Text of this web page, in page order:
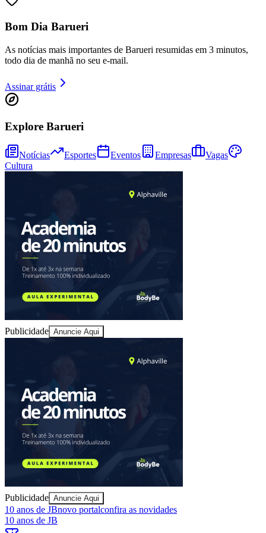
Bahia
Bom Dia Barueri
As notícias mais importantes de Barueri resumidas em 3 minutos,
todo dia de manhã no seu e-mail.
Assinar grátis
Explore Barueri
Notícias Esportes Eventos Empresas
Vagas
Cultura
Publicidade Anuncie Aqui
Publicidade Anuncie Aqui